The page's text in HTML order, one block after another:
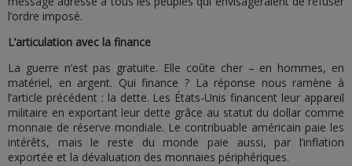
l’ordre imposé.
L’articulation avec la finance
La guerre n’est pas gratuite. Elle coûte cher – en hommes, en
matériel, en argent. Qui finance ? La réponse nous ramène à
l’article précédent : la dette. Les États-Unis financent leur appareil
militaire en exportant leur dette grâce au statut du dollar comme
monnaie de réserve mondiale. Le contribuable américain paie les
intérêts, mais le reste du monde paie aussi, par l’inflation
exportée et la dévaluation des monnaies périphériques.